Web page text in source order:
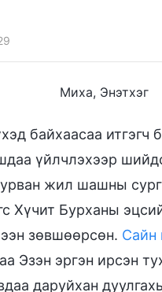
Миха, Энэтхэг
байхаасаа итгэгч
үйлчлэхээр
жил шашны
Хүчит Бурханы
зөвшөөрсөн. Сайн
Эзэн эргэн ирсэн
даруйхан